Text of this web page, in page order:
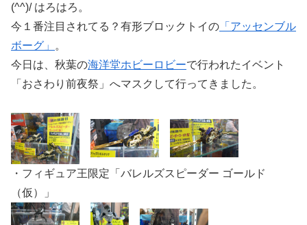
(^^)/ はろはろ。
今１番注目されてる？有形ブロックトイの 「アッセンブル
ボーグ」
。
今日は、秋葉の海洋堂ホビーロビーで行われたイベント
「おさわり前夜祭」へマスクして行ってきました。
・フィギュア王限定「バレルズスピーダー ゴールド
（仮）」